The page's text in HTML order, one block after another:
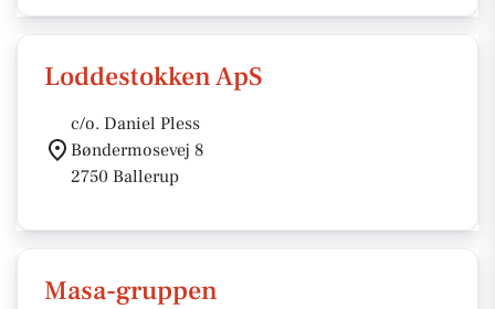
Loddestokken ApS
c/o. Daniel Pless
Bøndermosevej 8
2750 Ballerup
Masa-gruppen